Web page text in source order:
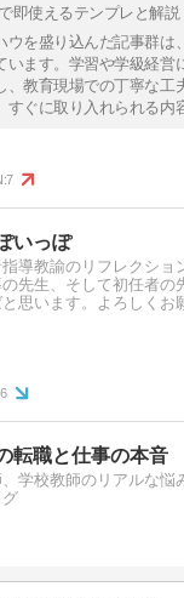
即使えるテンプレと解説
ウを盛り込んだ記事群は
います。学習や学級経営
、教育現場での丁寧な工
ぐに取り入れられる内
7
いっぽ
導教諭のリフレクショ
先生、そして初任者の
思います。よろしくお
6
転職と仕事の本音
学校教師のリアルな悩